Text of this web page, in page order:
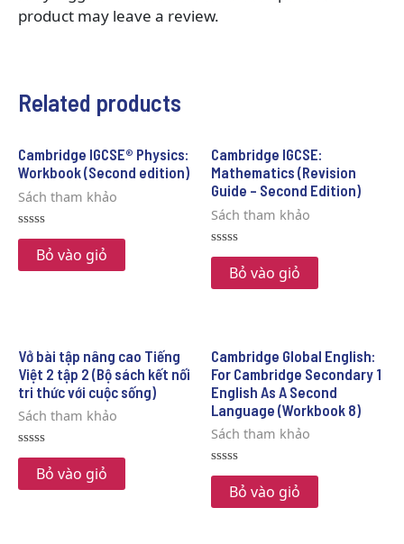
product may leave a review.
Related products
Cambridge IGCSE® Physics:
Workbook (Second edition)
Sách tham khảo
Rated
of
Bỏ vào giỏ
Cambridge IGCSE:
Mathematics (Revision
Guide – Second Edition)
Sách tham khảo
Rated
of
Bỏ vào giỏ
Vở bài tập nâng cao Tiếng
Việt 2 tập 2 (Bộ sách kết nối
tri thức với cuộc sống)
Sách tham khảo
Rated
of
Bỏ vào giỏ
Cambridge Global English:
For Cambridge Secondary 1
English As A Second
Language (Workbook 8)
Sách tham khảo
Rated
of
Bỏ vào giỏ